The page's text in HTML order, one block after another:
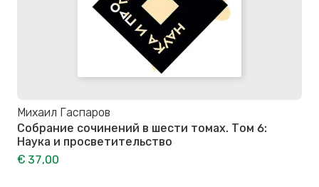
Михаил Гаспаров
Собрание сочинений в шести томах. Том 6:
Наука и просветительство
€ 37,00